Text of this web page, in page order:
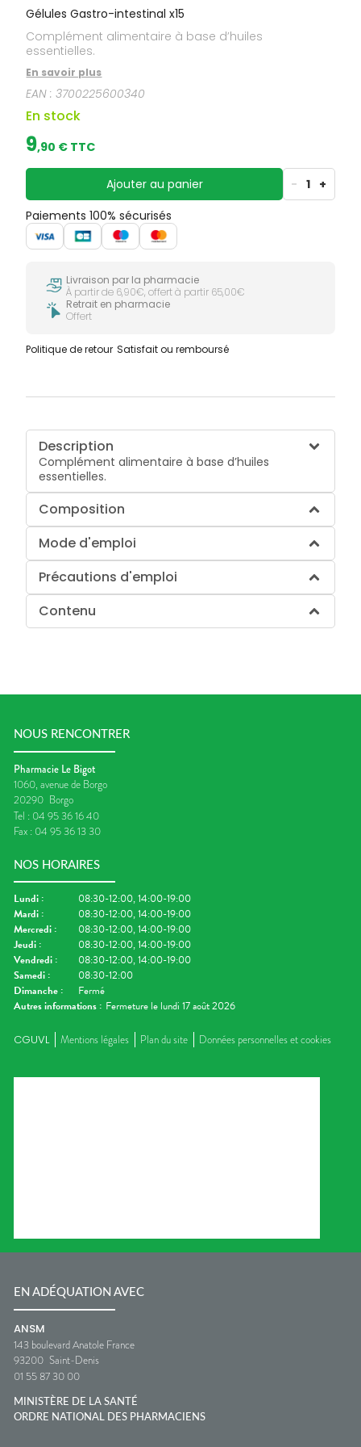
Gélules Gastro-intestinal x15
Complément alimentaire à base d’huiles
essentielles.
En savoir plus
EAN :3700225600340
En stock
9,90 € TTC
Ajouter au panier - 1 +
Paiements 100% sécurisés
Livraison par la pharmacie
À partir de 6,90€, offert à partir 65,00€
Retrait en pharmacie
Offert
Politique de retour Satisfait ou remboursé
Description
Complément alimentaire à base d’huiles
essentielles.
Composition
Mode d'emploi
Précautions d'emploi
Contenu
NOUS RENCONTRER
Pharmacie Le Bigot
1060, avenue de Borgo
20290 Borgo
Tel : 04 95 36 16 40
Fax : 04 95 36 13 30
NOS HORAIRES
Lundi :
08:30-12:00, 14:00-19:00
Mardi :
08:30-12:00, 14:00-19:00
Mercredi :
08:30-12:00, 14:00-19:00
Jeudi :
08:30-12:00, 14:00-19:00
Vendredi :
08:30-12:00, 14:00-19:00
Samedi :
08:30-12:00
Dimanche :
Fermé
Autres informations : Fermeture le lundi 17 août 2026
CGUVL Mentions légales Plan du site Données personnelles et cookies
EN ADÉQUATION AVEC
ANSM
143 boulevard Anatole France
93200 Saint-Denis
01 55 87 30 00
MINISTÈRE DE LA SANTÉ
ORDRE NATIONAL DES PHARMACIENS